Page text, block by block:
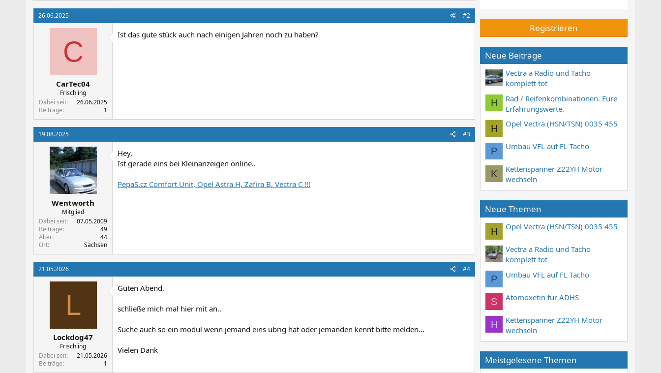
26.06.2025 #2
C
CarTec04
Frischling
Dabei seit
26.06.2025
Beiträge
1
Ist das gute stück auch nach einigen Jahren noch zu haben?
19.08.2025 #3
Wentworth
Mitglied
Dabei seit
07.05.2009
Beiträge
49
Alter
44
Ort
Sachsen
Hey,
Ist gerade eins bei Kleinanzeigen online..
PepaS.cz Comfort Unit, Opel Astra H, Zafira B, Vectra C !!!
21.05.2026 #4
L
Lockdog47
Frischling
Dabei seit
21.05.2026
Beiträge
1
Guten Abend,
schließe mich mal hier mit an..
Suche auch so ein modul wenn jemand eins übrig hat oder jemanden kennt bitte melden...
Vielen Dank
Registrieren
Neue Beiträge
Vectra a Radio und Tacho
komplett tot
H
Rad / Reifenkombinationen. Eure
Erfahrungswerte.
H Opel Vectra (HSN/TSN) 0035 455
P Umbau VFL auf FL Tacho
K
Kettenspanner Z22YH Motor
wechseln
Neue Themen
H Opel Vectra (HSN/TSN) 0035 455
Vectra a Radio und Tacho
komplett tot
P Umbau VFL auf FL Tacho
S Atomoxetin für ADHS
H
Kettenspanner Z22YH Motor
wechseln
Meistgelesene Themen